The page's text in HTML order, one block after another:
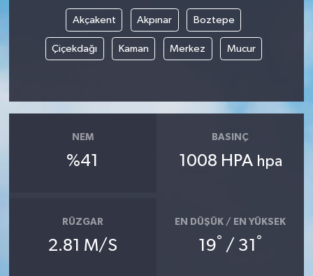
Akçakent Akpınar Boztepe
Çiçekdağı Kaman Merkez Mucur
NEM
%41
BASINÇ
1008 HPA hpa
RÜZGAR
2.81 M/S
EN DÜŞÜK / EN YÜKSEK
19° / 31 °